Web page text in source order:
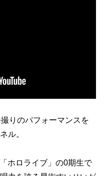
りのパフォーマンスを
ル。
ホロライブ」の0期生で